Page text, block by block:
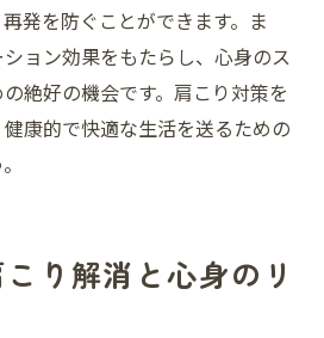
発を防ぐことができます。ま
ョン効果をもたらし、心身のス
絶好の機会です。肩こり対策を
康的で快適な生活を送るための
り解消と心身のリ